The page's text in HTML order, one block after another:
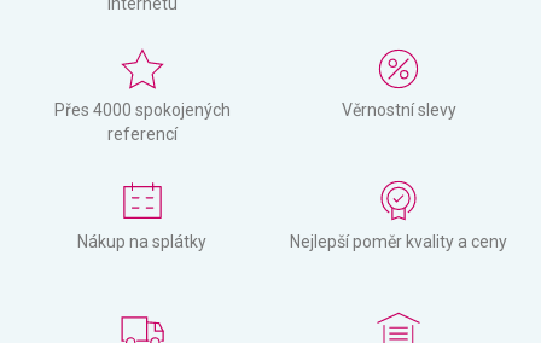
Přes 4000 spokojených
referencí
Věrnostní slevy
Nákup na splátky Nejlepší poměr kvality a ceny